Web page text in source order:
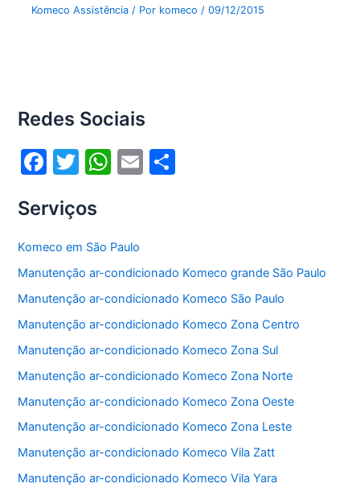
Komeco Assistência / Por komeco/09/12/2015
Redes Sociais
F
c
e
b
o
o
k
T
itt
er
W
s
A
p
p
E
Serviços
Komeco em São Paulo
Manutenção ar-condicionado Komeco grande São Paulo
Manutenção ar-condicionado Komeco São Paulo
Manutenção ar-condicionado Komeco Zona Centro
Manutenção ar-condicionado Komeco Zona Sul
Manutenção ar-condicionado Komeco Zona Norte
Manutenção ar-condicionado Komeco Zona Oeste
Manutenção ar-condicionado Komeco Zona Leste
Manutenção ar-condicionado Komeco Vila Zatt
Manutenção ar-condicionado Komeco Vila Yara